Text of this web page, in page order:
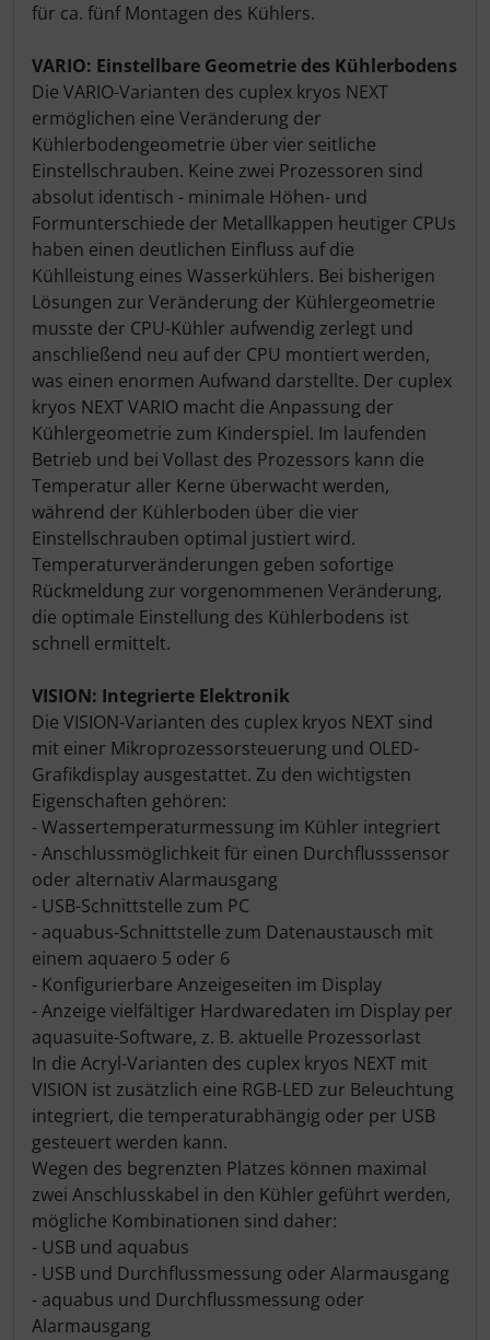
für ca. fünf Montagen des Kühlers.
VARIO: Einstellbare Geometrie des Kühlerbodens
Die VARIO-Varianten des cuplex kryos NEXT
ermöglichen eine Veränderung der
Kühlerbodengeometrie über vier seitliche
Einstellschrauben. Keine zwei Prozessoren sind
absolut identisch - minimale Höhen- und
Formunterschiede der Metallkappen heutiger CPUs
haben einen deutlichen Einfluss auf die
Kühlleistung eines Wasserkühlers. Bei bisherigen
Lösungen zur Veränderung der Kühlergeometrie
musste der CPU-Kühler aufwendig zerlegt und
anschließend neu auf der CPU montiert werden,
was einen enormen Aufwand darstellte. Der cuplex
kryos NEXT VARIO macht die Anpassung der
Kühlergeometrie zum Kinderspiel. Im laufenden
Betrieb und bei Vollast des Prozessors kann die
Temperatur aller Kerne überwacht werden,
während der Kühlerboden über die vier
Einstellschrauben optimal justiert wird.
Temperaturveränderungen geben sofortige
Rückmeldung zur vorgenommenen Veränderung,
die optimale Einstellung des Kühlerbodens ist
schnell ermittelt.
VISION: Integrierte Elektronik
Die VISION-Varianten des cuplex kryos NEXT sind
mit einer Mikroprozessorsteuerung und OLED-
Grafikdisplay ausgestattet. Zu den wichtigsten
Eigenschaften gehören:
- Wassertemperaturmessung im Kühler integriert
- Anschlussmöglichkeit für einen Durchflusssensor
oder alternativ Alarmausgang
- USB-Schnittstelle zum PC
- aquabus-Schnittstelle zum Datenaustausch mit
einem aquaero 5 oder 6
- Konfigurierbare Anzeigeseiten im Display
- Anzeige vielfältiger Hardwaredaten im Display per
aquasuite-Software, z. B. aktuelle Prozessorlast
In die Acryl-Varianten des cuplex kryos NEXT mit
VISION ist zusätzlich eine RGB-LED zur Beleuchtung
integriert, die temperaturabhängig oder per USB
gesteuert werden kann.
Wegen des begrenzten Platzes können maximal
zwei Anschlusskabel in den Kühler geführt werden,
mögliche Kombinationen sind daher:
- USB und aquabus
- USB und Durchflussmessung oder Alarmausgang
- aquabus und Durchflussmessung oder
Alarmausgang